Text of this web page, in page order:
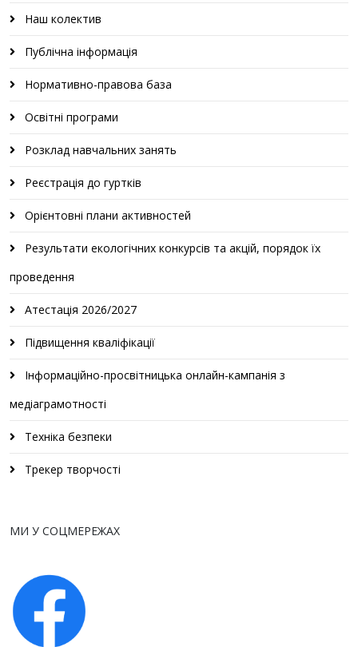
Наш колектив
Публічна інформація
Нормативно-правова база
Освітні програми
Розклад навчальних занять
Реєстрація до гуртків
Орієнтовні плани активностей
Результати екологічних конкурсів та акцій, порядок їх
проведення
Атестація 2026/2027
Підвищення кваліфікації
Інформаційно-просвітницька онлайн-кампанія з
медіаграмотності
Техніка безпеки
Трекер творчості
МИ У СОЦМЕРЕЖАХ